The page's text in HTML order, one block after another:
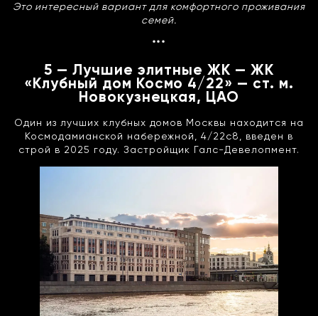
Это интересный вариант для комфортного проживания
семей.
***
5 — Лучшие элитные ЖК — ЖК
«Клубный дом Космо 4/22» — ст. м.
Новокузнецкая, ЦАО
Один из лучших клубных домов Москвы находится на
Космодамианской набережной, 4/22с8, введен в
строй в 2025 году. Застройщик Галс-Девелопмент.